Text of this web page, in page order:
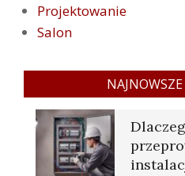
Projektowanie
Salon